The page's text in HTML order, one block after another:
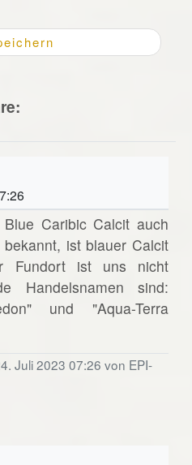
Caribic Calcit auch
ist blauer Calcit
Fundort ist uns nicht
Handelsnamen sind:
und "Aqua-Terra
Juli 2023 07:26 von EPI-